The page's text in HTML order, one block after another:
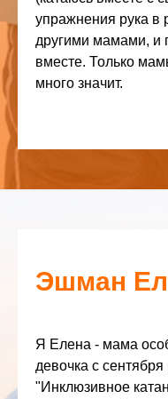
упражнения рука в
другими мамами, и
вместе. Только
много значит.
Эшман
Я Елена - мама
девочка с
"Инклюзивное